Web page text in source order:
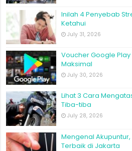
Inilah 4 Penyebab
Ketahui
July 31, 2026
Voucher Google
Maksimal
July 30, 2026
Lihat 3 Cara
Tiba-tiba
July 28, 2026
Mengenal
Terbaik di Jakarta